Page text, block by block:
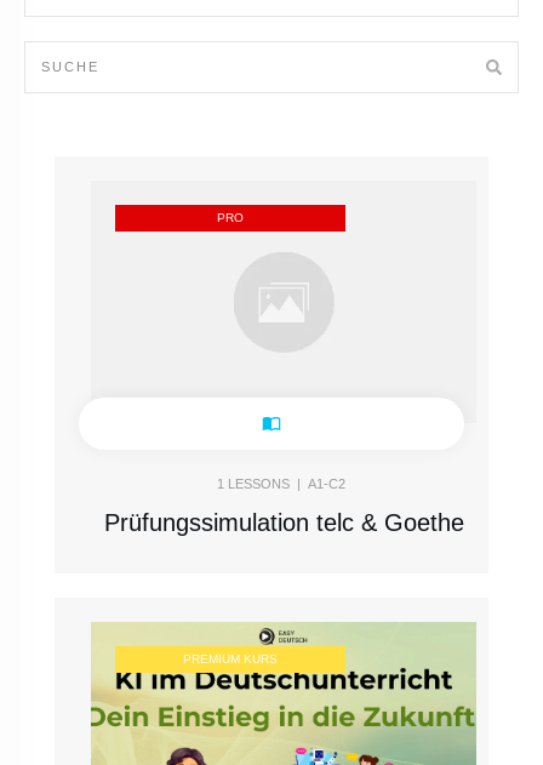
PRO
1 LESSONS | A1-C2
Prüfungssimulation telc & Goethe
PREMIUM KURS